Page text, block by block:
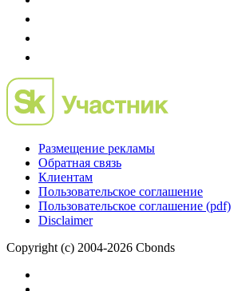
Размещение рекламы
Обратная связь
Клиентам
Пользовательское соглашение
Пользовательское соглашение (pdf)
Disclaimer
Copyright (c) 2004-2026 Cbonds